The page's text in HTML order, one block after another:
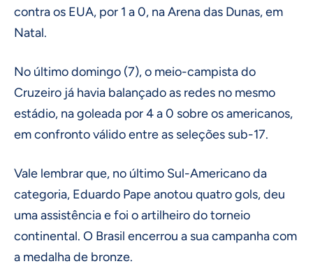
contra os EUA, por 1 a 0, na Arena das Dunas, em
Natal.
No último domingo (7), o meio-campista do
Cruzeiro já havia balançado as redes no mesmo
estádio, na goleada por 4 a 0 sobre os americanos,
em confronto válido entre as seleções sub-17.
Vale lembrar que, no último Sul-Americano da
categoria, Eduardo Pape anotou quatro gols, deu
uma assistência e foi o artilheiro do torneio
continental. O Brasil encerrou a sua campanha com
a medalha de bronze.